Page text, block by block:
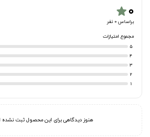
۰star
براساس 0 نفر
مجموع امتیازات
5
4
3
2
1
هنوز دیدگاهی برای این محصول ثبت